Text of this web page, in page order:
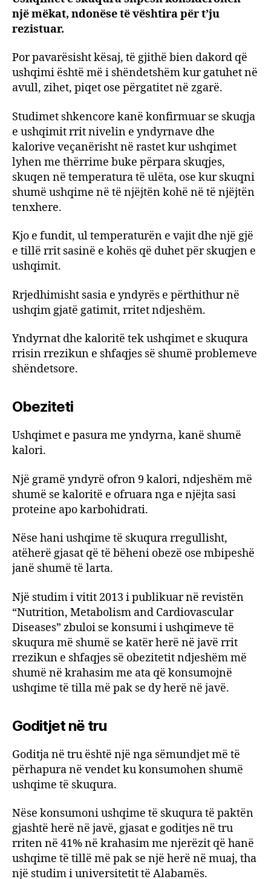
të
një mëkat, ndonëse të vështira për t’ju
rezistuar.
Por pavarësisht kësaj, të gjithë bien dakord që
ushqimi është më i shëndetshëm kur gatuhet në
avull, zihet, piqet ose përgatitet në zgarë.
Studimet shkencore kanë konfirmuar se skuqja
e ushqimit rrit nivelin e yndyrnave dhe
kalorive veçanërisht në rastet kur ushqimet
lyhen me thërrime buke përpara skuqjes,
skuqen në temperatura të ulëta, ose kur skuqni
shumë ushqime në të njëjtën kohë në të njëjtën
tenxhere.
Kjo e fundit, ul temperaturën e vajit dhe një gjë
e tillë rrit sasinë e kohës që duhet për skuqjen e
ushqimit.
Rrjedhimisht sasia e yndyrës e përthithur në
ushqim gjatë gatimit, rritet ndjeshëm.
Yndyrnat dhe kaloritë tek ushqimet e skuqura
rrisin rrezikun e shfaqjes së shumë problemeve
shëndetsore.
Obeziteti
Ushqimet e pasura me yndyrna, kanë shumë
kalori.
Një gramë yndyrë ofron 9 kalori, ndjeshëm më
shumë se kaloritë e ofruara nga e njëjta sasi
proteine apo karbohidrati.
Nëse hani ushqime të skuqura rregullisht,
atëherë gjasat që të bëheni obezë ose mbipeshë
janë shumë të larta.
Një studim i vitit 2013 i publikuar në revistën
“Nutrition, Metabolism and Cardiovascular
Diseases” zbuloi se konsumi i ushqimeve të
skuqura më shumë se katër herë në javë rrit
rrezikun e shfaqjes së obezitetit ndjeshëm më
shumë në krahasim me ata që konsumojnë
ushqime të tilla më pak se dy herë në javë.
Goditjet në tru
Goditja në tru është një nga sëmundjet më të
përhapura në vendet ku konsumohen shumë
ushqime të skuqura.
Nëse konsumoni ushqime të skuqura të paktën
gjashtë herë në javë, gjasat e goditjes në tru
rriten në 41% në krahasim me njerëzit që hanë
ushqime të tillë më pak se një herë në muaj, tha
një studim i universitetit të Alabamës.